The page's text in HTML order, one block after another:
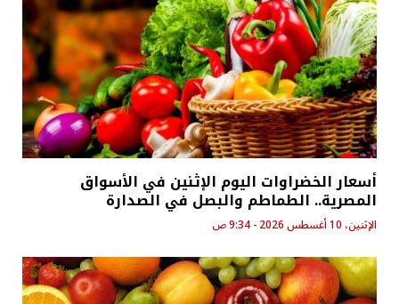
أسعار الخضراوات اليوم الإثنين في الأسواق
المصرية.. الطماطم والبصل في الصدارة
الإثنين، 10 أغسطس 2026 - 9:34 ص